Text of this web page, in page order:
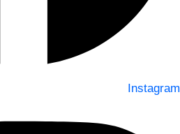
Instagram